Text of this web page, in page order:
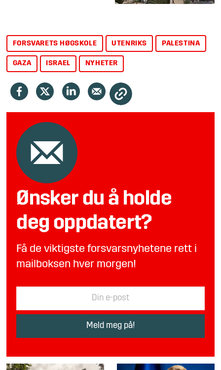
FORSVARETS HØGSKOLE UTENRIKS PALESTINA
GAZA ISRAEL NYHETER
Ønsker du å holde
deg oppdatert?
Få de viktigste forsvarsnyhetene rett i
mailboksen hver morgen!